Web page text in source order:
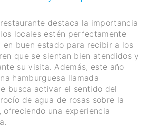
destaca la importancia
locales estén perfectamente
en buen estado para recibir a los
que se sientan bien atendidos y
su visita. Además, este año
hamburguesa llamada
busca activar el sentido del
de agua de rosas sobre la
ofreciendo una experiencia